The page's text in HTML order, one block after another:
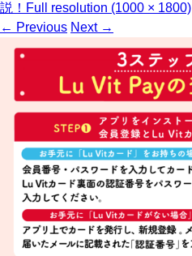
説！ Full resolution (1000 × 1800)
← Previous Next →